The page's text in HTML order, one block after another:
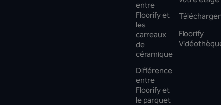
entre
Floorify et
les
carreaux
de
céramique
Différence
entre
Floorify et
le parquet
Floorify